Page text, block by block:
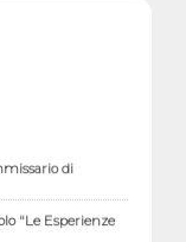
di
"Le Esperienze